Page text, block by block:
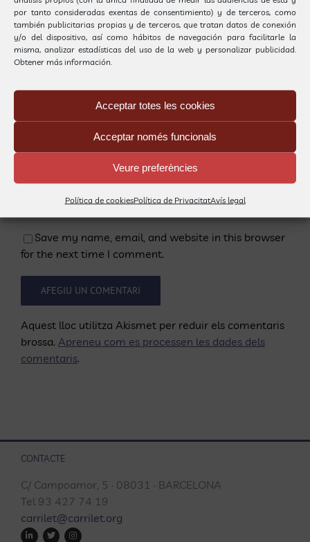
por tanto consideradas exentas de consentimiento) y de terceros, como
también publicitarias propias y de terceros, que tratan datos de conexión
y/o del dispositivo, así como hábitos de navegación para facilitarle la
misma, analizar estadísticas del uso de la web y personalizar publicidad.
Obtener más información.
Acceptar totes les cookies
Acceptar només funcionals
Veure preferències
Política de cookiesPolítica de PrivacitatAvís legal
Comentari
Save my name, email, and website in this browser
for the next time I comment.
Aquest lloc utilitza Akismet per reduir els comentaris
brossa. Apreneu com es processen les dades dels
comentaris.
CONTACTE
C/ Campoamor, 5 · 08031 · BARCELONA
Tel 93 427 74 19
carrilet@carrilet.org